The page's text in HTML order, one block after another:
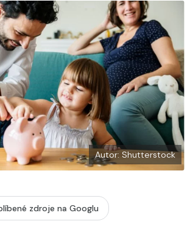
Autor: Shutterstock
zdroje na Googlu